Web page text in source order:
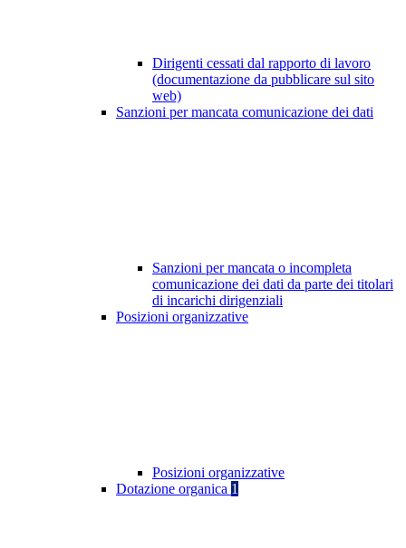
Dirigenti cessati dal rapporto di lavoro
(documentazione da pubblicare sul sito
web)
Sanzioni per mancata comunicazione dei dati
Sanzioni per mancata o incompleta
comunicazione dei dati da parte dei titolari
di incarichi dirigenziali
Posizioni organizzative
Posizioni organizzative
Dotazione organica 1